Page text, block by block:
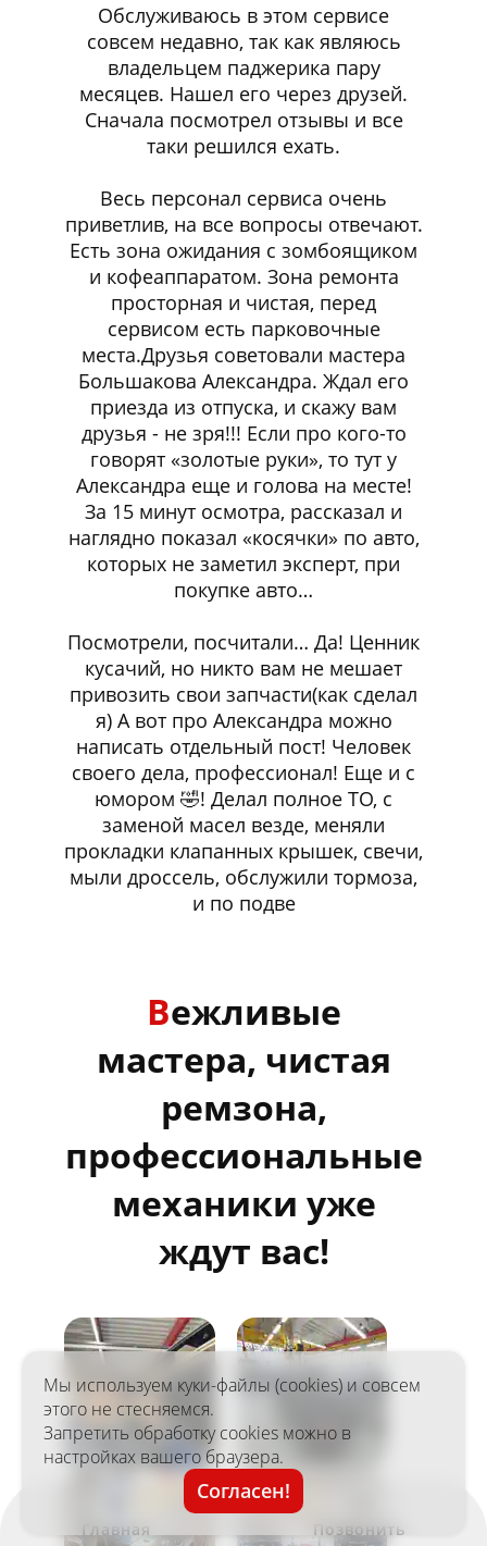
Главная Позвонить
Обслуживаюсь в этом сервисе
совсем недавно, так как являюсь
владельцем паджерика пару
месяцев. Нашел его через друзей.
Сначала посмотрел отзывы и все
таки решился ехать.
Весь персонал сервиса очень
приветлив, на все вопросы отвечают.
Есть зона ожидания с зомбоящиком
и кофеаппаратом. Зона ремонта
просторная и чистая, перед
сервисом есть парковочные
места.Друзья советовали мастера
Большакова Александра. Ждал его
приезда из отпуска, и скажу вам
друзья - не зря!!! Если про кого-то
говорят «золотые руки», то тут у
Александра еще и голова на месте!
За 15 минут осмотра, рассказал и
наглядно показал «косячки» по авто,
которых не заметил эксперт, при
покупке авто…
Посмотрели, посчитали… Да! Ценник
кусачий, но никто вам не мешает
привозить свои запчасти(как сделал
я) А вот про Александра можно
написать отдельный пост! Человек
своего дела, профессионал! Еще и с
юмором 🤣! Делал полное ТО, с
заменой масел везде, меняли
прокладки клапанных крышек, свечи,
мыли дроссель, обслужили тормоза,
и по подве
Вежливые
мастера, чистая
ремзона,
профессиональные
механики уже
ждут вас!
Мы используем куки-файлы (cookies) и совсем
этого не стесняемся.
Запретить обработку cookies можно в
настройках вашего браузера.
Согласен!